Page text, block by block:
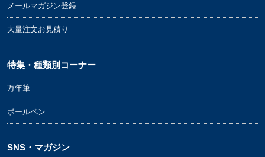
メールマガジン登録
大量注文お見積り
特集・種類別コーナー
万年筆
ボールペン
SNS・マガジン